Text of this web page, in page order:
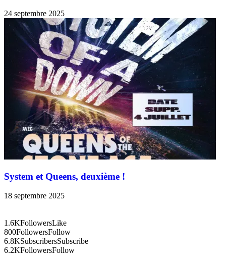
24 septembre 2025
System et Queens, deuxième !
18 septembre 2025
1.6KFollowersLike
800FollowersFollow
6.8KSubscribersSubscribe
6.2KFollowersFollow